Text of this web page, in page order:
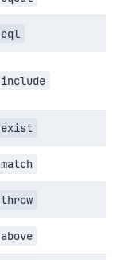
eql
include
exist
match
throw
above